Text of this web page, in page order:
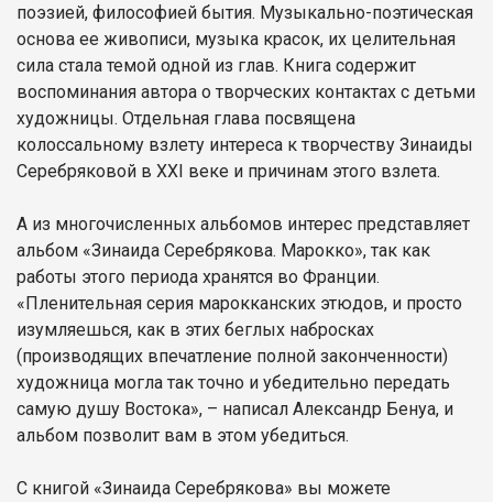
поэзией, философией бытия. Музыкально-поэтическая
основа ее живописи, музыка красок, их целительная
сила стала темой одной из глав. Книга содержит
воспоминания автора о творческих контактах с детьми
художницы. Отдельная глава посвящена
колоссальному взлету интереса к творчеству Зинаиды
Серебряковой в XXI веке и причинам этого взлета.
А из многочисленных альбомов интерес представляет
альбом «Зинаида Серебрякова. Марокко», так как
работы этого периода хранятся во Франции.
«Пленительная серия марокканских этюдов, и просто
изумляешься, как в этих беглых набросках
(производящих впечатление полной законченности)
художница могла так точно и убедительно передать
самую душу Востока», – написал Александр Бенуа, и
альбом позволит вам в этом убедиться.
С книгой «Зинаида Серебрякова» вы можете